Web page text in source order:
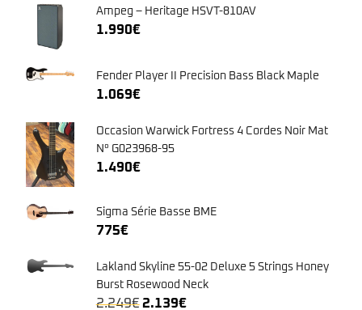
Ampeg – Heritage HSVT-810AV
1.990€
Fender Player II Precision Bass Black Maple
1.069€
Occasion Warwick Fortress 4 Cordes Noir Mat
N° G023968-95
1.490€
Sigma Série Basse BME
775€
Lakland Skyline 55-02 Deluxe 5 Strings Honey
Burst Rosewood Neck
2.249€ Le
2.139€Le